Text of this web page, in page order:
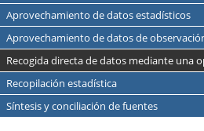
Aprovechamiento de datos estadísticos
Aprovechamiento de datos de
Recogida directa de datos mediante una
Recopilación estadística
Síntesis y conciliación de fuentes